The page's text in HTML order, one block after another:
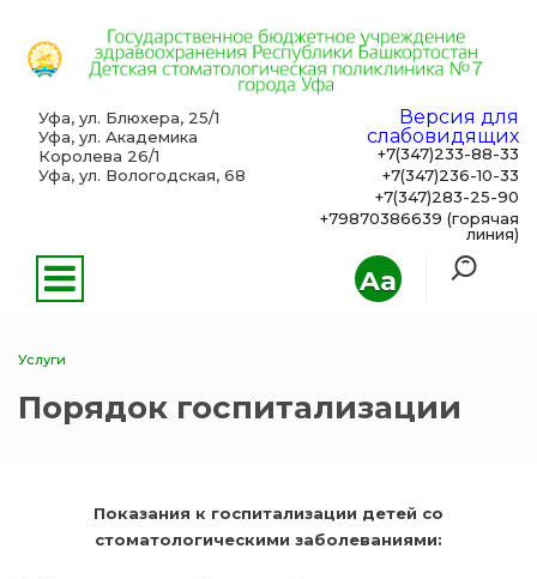
Aa
Уфа, ул. Блюхера, 25/1
Уфа, ул. Академика
Королева 26/1
Уфа, ул. Вологодская, 68
Версия для
слабовидящих
+7(347)233-88-33
+7(347)236-10-33
+7(347)283-25-90
+79870386639 (горячая
линия)
Услуги
Порядок госпитализации
Показания к госпитализации детей со
стоматологическими заболеваниями: